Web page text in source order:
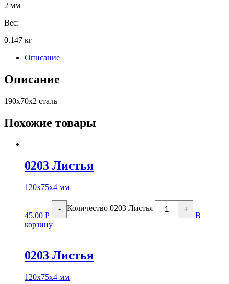
2 мм
Вес:
0.147 кг
Описание
Описание
190х70х2 сталь
Похожие товары
0203 Листья
120х75х4 мм
45.00 Р
- Количество 0203 Листья +
В
корзину
0203 Листья
120х75х4 мм